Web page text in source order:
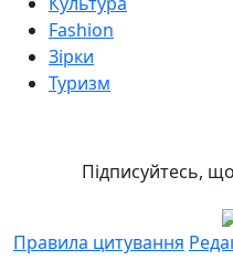
Fashion
Зірки
Туризм
Підписуйтесь,
Правила цитування